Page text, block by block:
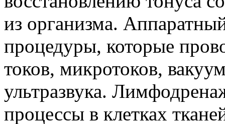
из организма.
процедуры, которые
токов, микротоков,
ультразвука.
процессы в клетках